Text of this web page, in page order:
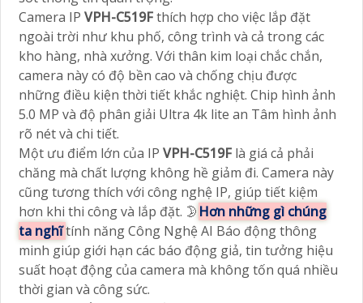
Camera IP VPH-C519Fthích hợp cho việc lắp đặt
ngoài trời như khu phố, công trình và cả trong các
kho hàng, nhà xưởng. Với thân kim loại chắc chắn,
camera này có độ bền cao và chống chịu được
những điều kiện thời tiết khắc nghiệt. Chip hình ảnh
5.0 MP và độ phân giải Ultra 4k lite an Tâm hình ảnh
rõ nét và chi tiết.
Một ưu điểm lớn của IP VPH-C519F là giá cả phải
chăng mà chất lượng không hề giảm đi. Camera này
cũng tương thích với công nghệ IP, giúp tiết kiệm
hơn khi thi công và lắp đặt. 🌛 Hơn những gì chúng
ta nghĩtính năng Công Nghệ AI Báo động thông
minh giúp giới hạn các báo động giả, tin tưởng hiệu
suất hoạt động của camera mà không tốn quá nhiều
thời gian và công sức.